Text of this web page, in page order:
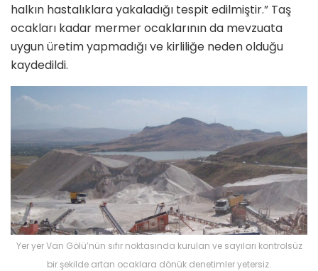
halkın hastalıklara yakaladığı tespit edilmiştir.” Taş
ocakları kadar mermer ocaklarının da mevzuata
uygun üretim yapmadığı ve kirliliğe neden olduğu
kaydedildi.
Yer yer Van Gölü’nün sıfır noktasında kurulan ve sayıları kontrolsüz
bir şekilde artan ocaklara dönük denetimler yetersiz.